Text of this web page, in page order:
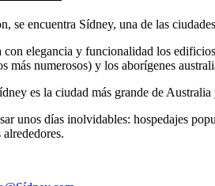
se encuentra Sídney, una de las
elegancia y funcionalidad los
numerosos) y los aborígenes
es la ciudad más grande de
unos días inolvidables: hospedajes